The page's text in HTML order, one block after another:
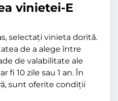
vinietei-E
selectați vinieta dorită.
de a alege între
de valabilitate ale
fi 10 zile sau 1 an. În
sunt oferite condiții